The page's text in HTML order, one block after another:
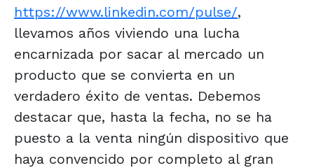
https://www.linkedin.com/pulse/,
llevamos años viviendo una lucha
encarnizada por sacar al mercado un
producto que se convierta en un
verdadero éxito de ventas. Debemos
destacar que, hasta la fecha, no se ha
puesto a la venta ningún dispositivo que
haya convencido por completo al gran